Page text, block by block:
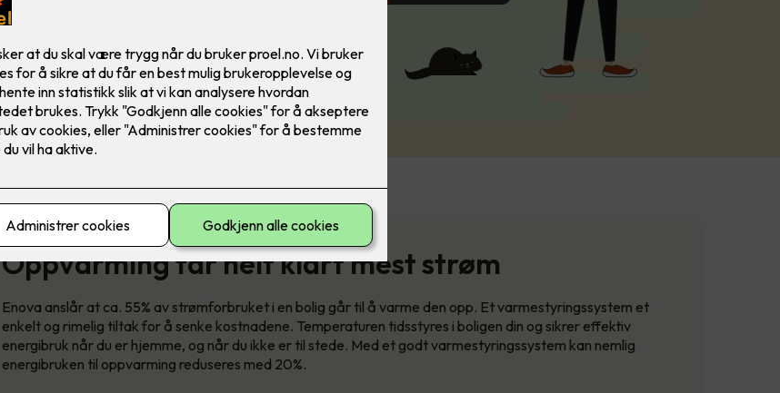
Oppvarming tar helt klart mest strøm
Enova anslår at ca. 55% av strømforbruket i en bolig går til å varme den opp. Et varmestyringssystem et
enkelt og rimelig tiltak for å senke kostnadene. Temperaturen tidsstyres i boligen din og sikrer effektiv
energibruk når du er hjemme, og når du ikke er til stede. Med et godt varmestyringssystem kan nemlig
energibruken til oppvarming reduseres med 20%.